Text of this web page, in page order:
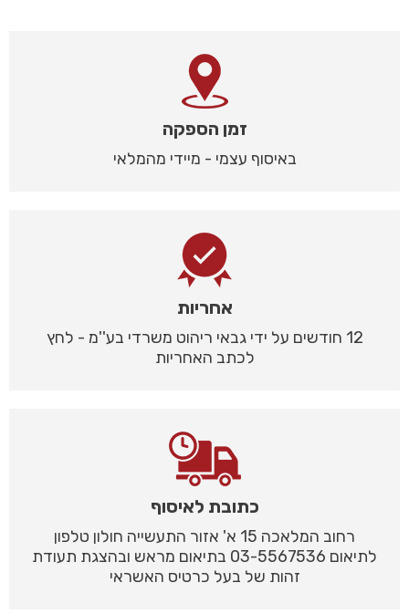
זמן הספקה
באיסוף עצמי - מיידי מהמלאי
אחריות
12 חודשים על ידי גבאי ריהוט משרדי בע''מ - לחץ
לכתב האחריות
כתובת לאיסוף
רחוב המלאכה 15 א' אזור התעשייה חולון טלפון
לתיאום 03-5567536 בתיאום מראש ובהצגת תעודת
זהות של בעל כרטיס האשראי